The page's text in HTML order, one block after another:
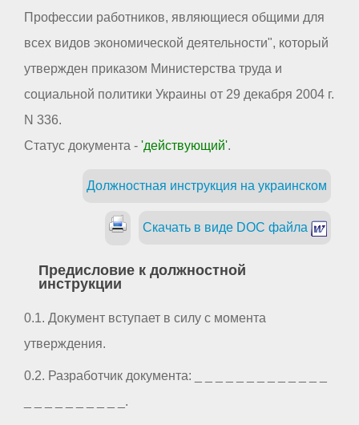
Профессии работников, являющиеся общими для
всех видов экономической деятельности", который
утвержден приказом Министерства труда и
социальной политики Украины от 29 декабря 2004 г.
N 336.
Статус документа - 'действующий'.
Должностная инструкция на украинском
Скачать в виде DOC файла
Предисловие к должностной
инструкции
0.1. Документ вступает в силу с момента
утверждения.
0.2. Разработчик документа: _ _ _ _ _ _ _ _ _ _ _ _ _
_ _ _ _ _ _ _ _ _ _.